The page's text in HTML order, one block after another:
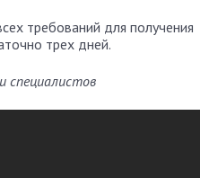
требований для получения
трех дней.
специалистов